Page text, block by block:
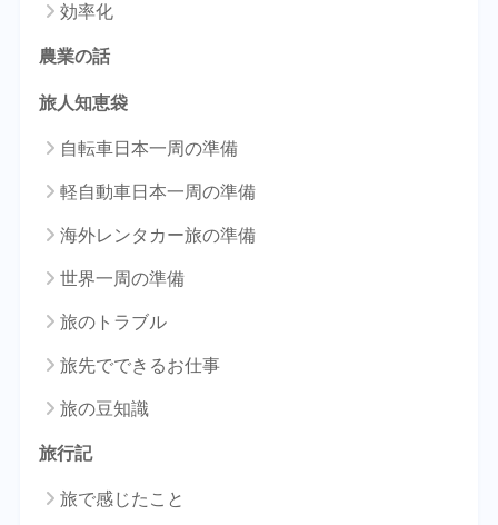
効率化
農業の話
旅人知恵袋
自転車日本一周の準備
軽自動車日本一周の準備
海外レンタカー旅の準備
世界一周の準備
旅のトラブル
旅先でできるお仕事
旅の豆知識
旅行記
旅で感じたこと